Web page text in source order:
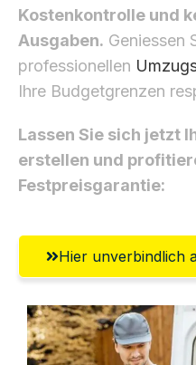
Kostenkontrolle und
Ausgaben. Geniessen
professionellen
Ihre Budgetgrenzen
Lassen Sie sich jetzt
erstellen und
Festpreisgarantie:
Hier unverbindlich